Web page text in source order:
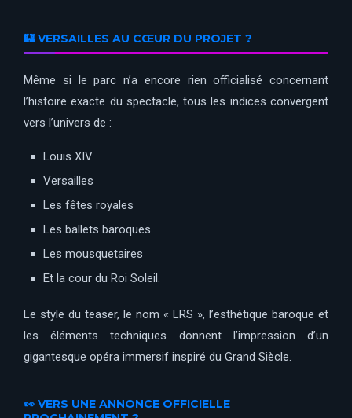
🏰 VERSAILLES AU CŒUR DU PROJET ?
Même si le parc n’a encore rien officialisé concernant
l’histoire exacte du spectacle, tous les indices convergent
vers l’univers de :
Louis XIV
Versailles
Les fêtes royales
Les ballets baroques
Les mousquetaires
Et la cour du Roi Soleil.
Le style du teaser, le nom « LRS », l’esthétique baroque et
les éléments techniques donnent l’impression d’un
gigantesque opéra immersif inspiré du Grand Siècle.
👀 VERS UNE ANNONCE OFFICIELLE